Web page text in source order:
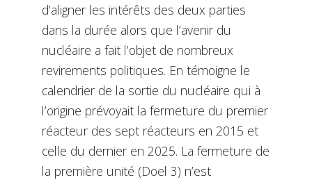
d’aligner les intérêts des deux parties
dans la durée alors que l’avenir du
nucléaire a fait l’objet de nombreux
revirements politiques. En témoigne le
calendrier de la sortie du nucléaire qui à
l’origine prévoyait la fermeture du premier
réacteur des sept réacteurs en 2015 et
celle du dernier en 2025. La fermeture de
la première unité (Doel 3) n’est